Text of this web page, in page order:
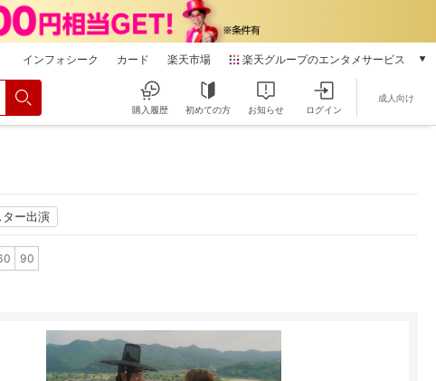
インフォシーク カード 楽天市場 楽天グループのエンタメサービス
本/ゲーム/CD/DVD
動画配信
Rチャンネル
購入履歴 初めての方 お知らせ ログイン
成人向け
ター出演
90